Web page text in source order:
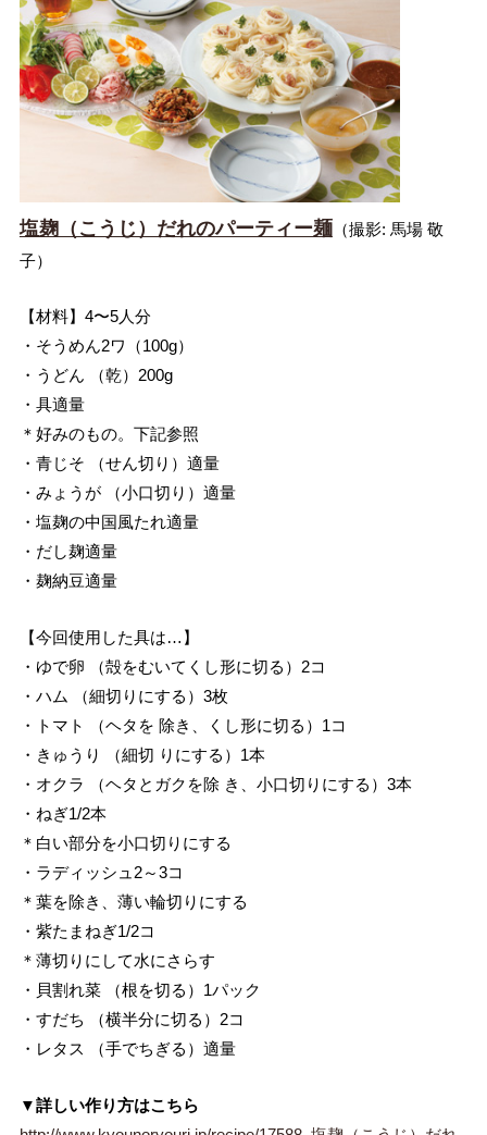
塩麹（こうじ）だれのパーティー麺（撮影: 馬場 敬
子）
【材料】4〜5人分
・そうめん2ワ（100g）
・うどん （乾）200g
・具適量
＊好みのもの。下記参照
・青じそ （せん切り）適量
・みょうが （小口切り）適量
・塩麹の中国風たれ適量
・だし麹適量
・麹納豆適量
【今回使用した具は…】
・ゆで卵 （殻をむいてくし形に切る）2コ
・ハム （細切りにする）3枚
・トマト （ヘタを 除き、くし形に切る）1コ
・きゅうり （細切 りにする）1本
・オクラ （ヘタとガクを除 き、小口切りにする）3本
・ねぎ1/2本
＊白い部分を小口切りにする
・ラディッシュ2～3コ
＊葉を除き、薄い輪切りにする
・紫たまねぎ1/2コ
＊薄切りにして水にさらす
・貝割れ菜 （根を切る）1パック
・すだち （横半分に切る）2コ
・レタス （手でちぎる）適量
▼詳しい作り方はこちら